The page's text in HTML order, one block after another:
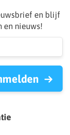
en blijf
en nieuws!